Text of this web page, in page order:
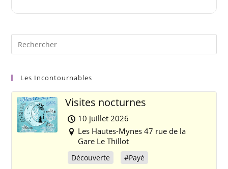
Les Incontournables
Visites nocturnes
10 juillet 2026
Les Hautes-Mynes 47 rue de la
Gare Le Thillot
Découverte #Payé